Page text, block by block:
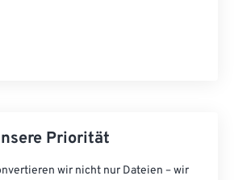
Priorität
wir nicht nur Dateien – wir